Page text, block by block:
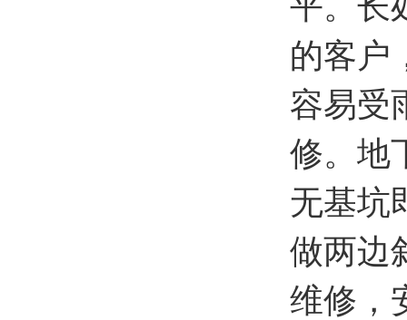
的客户
容易受
修。地
无基坑
做两边
维修，